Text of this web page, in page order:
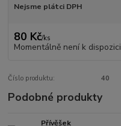
Nejsme plátci DPH
80 Kč/ks
Momentálně není k dispozici
Číslo produktu: 40
Podobné produkty
Přívěšek